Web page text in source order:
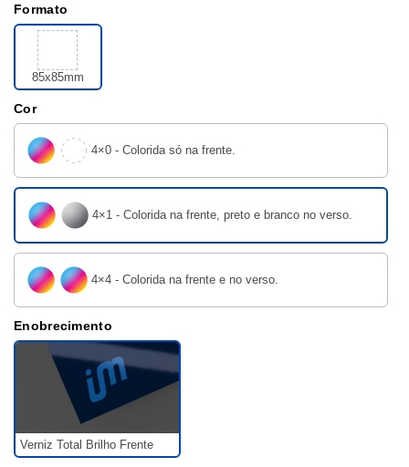
Formato
85x85mm
Cor
4×0 - Colorida só na frente.
4×1 - Colorida na frente, preto e branco no verso.
4×4 - Colorida na frente e no verso.
Enobrecimento
Verniz Total Brilho Frente